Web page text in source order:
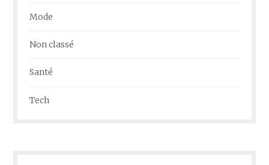
Mode
Non classé
Santé
Tech